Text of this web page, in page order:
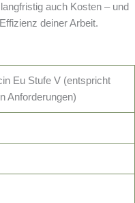
auch Kosten – und
deiner Arbeit.
Eu Stufe V (entspricht
Anforderungen)